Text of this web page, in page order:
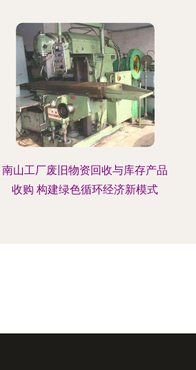
南山工厂废旧物资回收与库存产品
收购 构建绿色循环经济新模式